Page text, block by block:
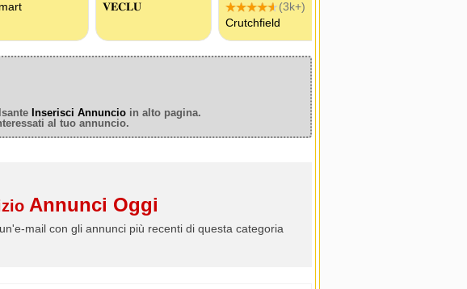
Inserisci Annuncio in alto pagina.
al tuo annuncio.
Annunci Oggi
mail con gli annunci più recenti di questa categoria